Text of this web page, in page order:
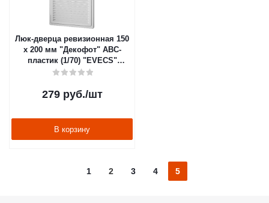
Люк-дверца ревизионная 150
х 200 мм "Декофот" ABC-
пластик (1/70) "EVECS"
1520дф
279руб./шт
В корзину
1 2 3 4 5